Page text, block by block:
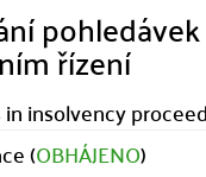
řízení
in insolvency
(OBHÁJENO)